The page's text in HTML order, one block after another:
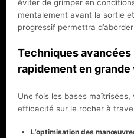
éviter de grimper en
mentalement avant la sortie
progressif permettra
Techniques
rapidement en grande
Une fois les bases
efficacité sur le rocher à
L’optimisation des